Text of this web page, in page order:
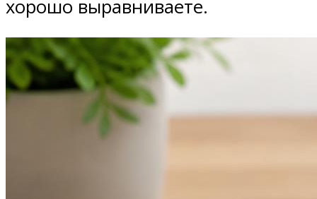
хорошо выравниваете.